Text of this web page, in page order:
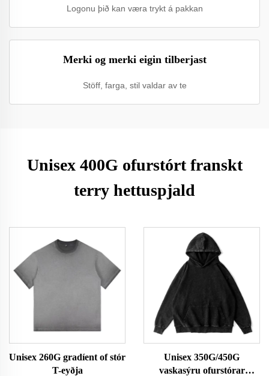
Logonu þið kan væra trykt á pakkan
Merki og merki eigin tilberjast
Stöff, farga, stil valdar av te
Unisex 400G ofurstórt franskt
terry hettuspjald
Unisex 260G gradíent of stór
T-eyðja
Unisex 350G/450G
vaskasýru ofurstórar